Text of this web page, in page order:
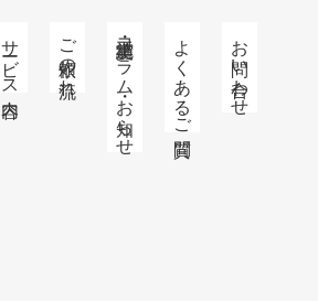
サービス内容 ご依頼の流れ 施工実績・コラム・お知らせ よくあるご質問 お問い合わせ